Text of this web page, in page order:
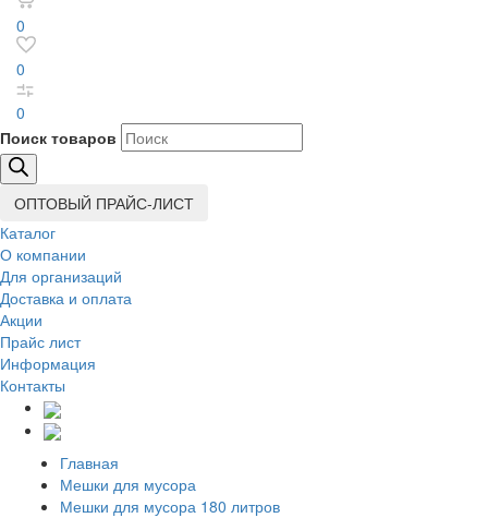
0
0
0
Поиск товаров
ОПТОВЫЙ ПРАЙС-ЛИСТ
Каталог
О компании
Для организаций
Доставка и оплата
Акции
Прайс лист
Информация
Контакты
Главная
Мешки для мусора
Мешки для мусора 180 литров